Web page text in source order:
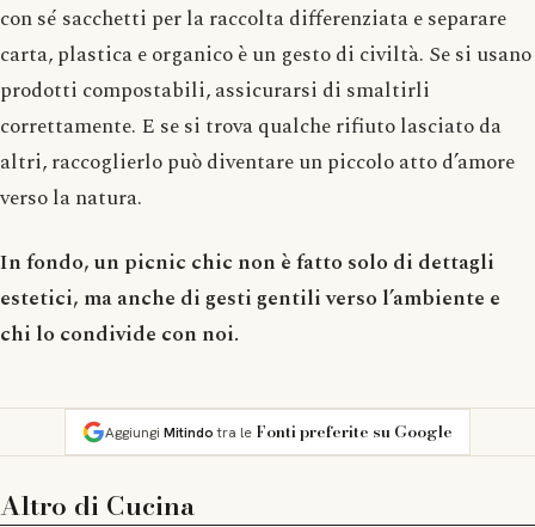
con sé sacchetti per la raccolta differenziata e separare
carta, plastica e organico è un gesto di civiltà. Se si usano
prodotti compostabili, assicurarsi di smaltirli
correttamente. E se si trova qualche rifiuto lasciato da
altri, raccoglierlo può diventare un piccolo atto d’amore
verso la natura.
In fondo, un picnic chic non è fatto solo di dettagli
estetici, ma anche di gesti gentili verso l’ambiente e
chi lo condivide con noi.
Aggiungi Mitindotra le Fonti preferite su Google
Altro di Cucina